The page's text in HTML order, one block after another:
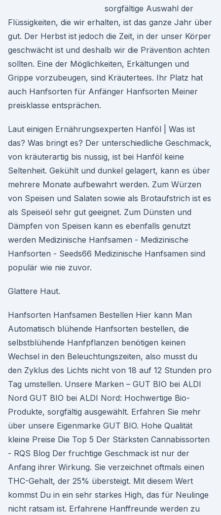
sorgfältige Auswahl der
Flüssigkeiten, die wir erhalten, ist das ganze Jahr über
gut. Der Herbst ist jedoch die Zeit, in der unser Körper
geschwächt ist und deshalb wir die Prävention achten
sollten. Eine der Möglichkeiten, Erkältungen und
Grippe vorzubeugen, sind Kräutertees. Ihr Platz hat
auch Hanfsorten für Anfänger Hanfsorten Meiner
preisklasse entsprächen.
Laut einigen Ernährungsexperten Hanföl | Was ist
das? Was bringt es? Der unterschiedliche Geschmack,
von kräuterartig bis nussig, ist bei Hanföl keine
Seltenheit. Gekühlt und dunkel gelagert, kann es über
mehrere Monate aufbewahrt werden. Zum Würzen
von Speisen und Salaten sowie als Brotaufstrich ist es
als Speiseöl sehr gut geeignet. Zum Dünsten und
Dämpfen von Speisen kann es ebenfalls genutzt
werden Medizinische Hanfsamen - Medizinische
Hanfsorten - Seeds66 Medizinische Hanfsamen sind
populär wie nie zuvor.
Glattere Haut.
Hanfsorten Hanfsamen Bestellen Hier kann Man
Automatisch blühende Hanfsorten bestellen, die
selbstblühende Hanfpflanzen benötigen keinen
Wechsel in den Beleuchtungszeiten, also musst du
den Zyklus des Lichts nicht von 18 auf 12 Stunden pro
Tag umstellen. Unsere Marken – GUT BIO bei ALDI
Nord GUT BIO bei ALDI Nord: Hochwertige Bio-
Produkte, sorgfältig ausgewählt. Erfahren Sie mehr
über unsere Eigenmarke GUT BIO. Hohe Qualität
kleine Preise Die Top 5 Der Stärksten Cannabissorten
- RQS Blog Der fruchtige Geschmack ist nur der
Anfang ihrer Wirkung. Sie verzeichnet oftmals einen
THC-Gehalt, der 25% übersteigt. Mit diesem Wert
kommst Du in ein sehr starkes High, das für Neulinge
nicht ratsam ist. Erfahrene Hanffreunde werden zu